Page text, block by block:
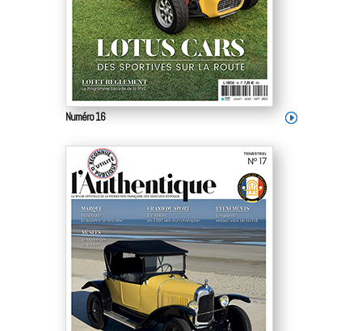
Numéro 16